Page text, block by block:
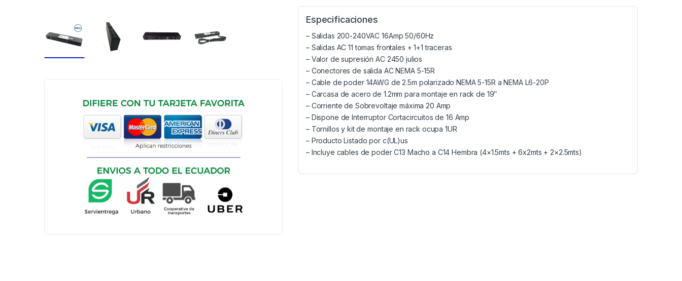
Especificaciones
– Salidas 200-240VAC 16Amp 50/60Hz
– Salidas AC 11 tomas frontales + 1+1 traceras
– Valor de supresión AC 2450 julios
– Conectores de salida AC NEMA 5-15R
– Cable de poder 14AWG de 2.5m polarizado NEMA 5-15R a NEMA L6-20P
– Carcasa de acero de 1.2mm para montaje en rack de 19″
– Corriente de Sobrevoltaje máxima 20 Amp
– Dispone de Interruptor Cortacircuitos de 16 Amp
– Tornillos y kit de montaje en rack ocupa 1UR
– Producto Listado por c(UL)us
– Incluye cables de poder C13 Macho a C14 Hembra (4×1.5mts + 6x2mts + 2×2.5mts)